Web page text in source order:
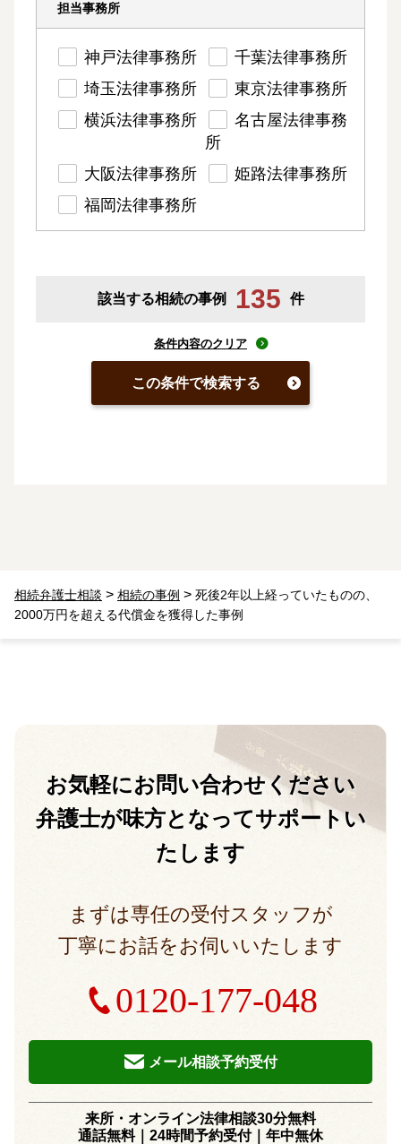
担当事務所
神戸法律事務所
千葉法律事務所
埼玉法律事務所
東京法律事務所
横浜法律事務所
名古屋法律事務
所
大阪法律事務所
姫路法律事務所
福岡法律事務所
該当する相続の事例 135 件
条件内容のクリア
この条件で検索する
相続弁護士相談 > 相続の事例 > 死後2年以上経っていたものの、
2000万円を超える代償金を獲得した事例
お気軽にお問い合わせください
弁護士が味方となってサポートい
たします
まずは専任の受付スタッフが
丁寧にお話をお伺いいたします
0120-177-048
メール相談予約受付
来所・オンライン法律相談30分無料
通話無料｜24時間予約受付｜年中無休